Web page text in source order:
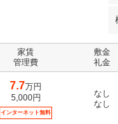
家賃
管理費
敷金
礼金
7.7万円
5,000円
インターネット無料
なし
なし